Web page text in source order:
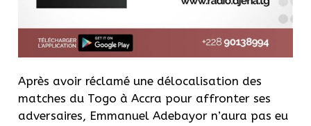
Après avoir réclamé une délocalisation des
matches du Togo à Accra pour affronter ses
adversaires, Emmanuel Adebayor n’aura pas eu